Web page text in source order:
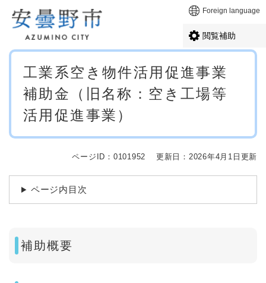
メニューを飛ばして本文へ Foreign language
閲覧補助
本
工業系空き物件活用促進事業
補助金（旧名称：空き工場等
活用促進事業）
ページID：0101952 更新日：2026年4月1日更新
ページ内目次
補助概要